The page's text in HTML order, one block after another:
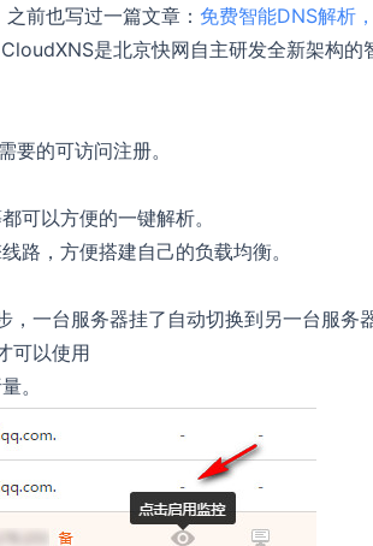
前也写过一篇文章： 免费智能DNS解析
是北京快网自主研发全新架构的
要的可访问注册。
可以方便的一键解析。
路，方便搭建自己的负载均衡。
一台服务器挂了自动切换到另一台服务器
可以使用
。